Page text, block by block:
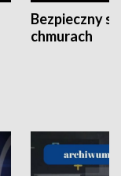
Bezpieczny
chmurach